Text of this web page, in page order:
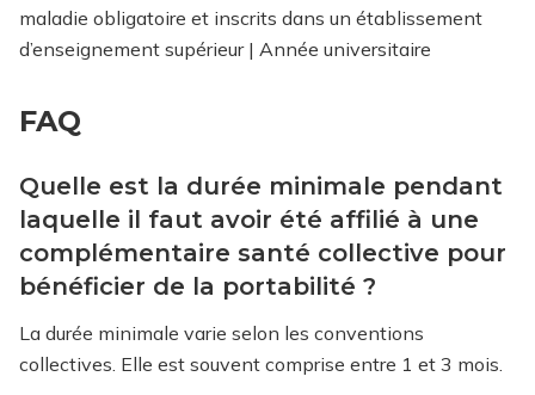
maladie obligatoire et inscrits dans un établissement
d’enseignement supérieur | Année universitaire
FAQ
Quelle est la durée minimale pendant
laquelle il faut avoir été affilié à une
complémentaire santé collective pour
bénéficier de la portabilité ?
La durée minimale varie selon les conventions
collectives. Elle est souvent comprise entre 1 et 3 mois.